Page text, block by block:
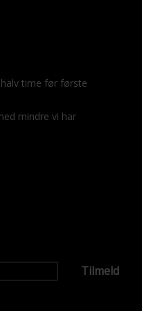
time før første
mindre vi har
Tilmeld